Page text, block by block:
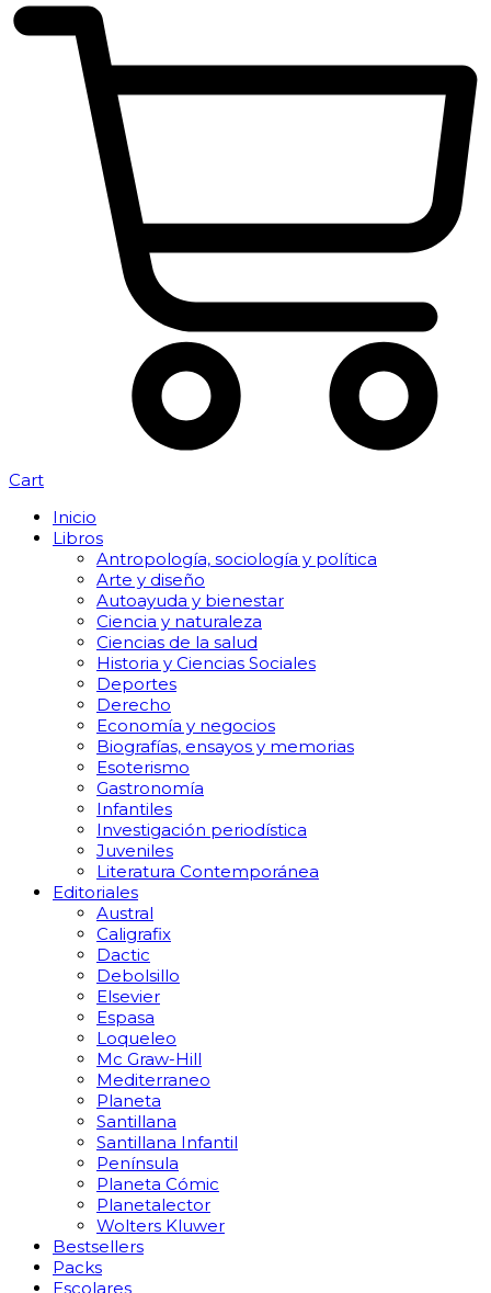
Cart
Inicio
Libros
Antropología, sociología y política
Arte y diseño
Autoayuda y bienestar
Ciencia y naturaleza
Ciencias de la salud
Historia y Ciencias Sociales
Deportes
Derecho
Economía y negocios
Biografías, ensayos y memorias
Esoterismo
Gastronomía
Infantiles
Investigación periodística
Juveniles
Literatura Contemporánea
Editoriales
Austral
Caligrafix
Dactic
Debolsillo
Elsevier
Espasa
Loqueleo
Mc Graw-Hill
Mediterraneo
Planeta
Santillana
Santillana Infantil
Península
Planeta Cómic
Planetalector
Wolters Kluwer
Bestsellers
Packs
Escolares